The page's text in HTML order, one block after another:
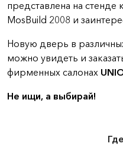
представлена на стенде
MosBuild 2008 и
Новую дверь в
можно увидеть и
фирменных салонах
Не ищи, а выбирай!